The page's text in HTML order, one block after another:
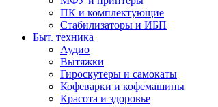
ПК и комплектующие
Стабилизаторы и ИБП
Быт. техника
Аудио
Вытяжки
Гироскутеры и самокаты
Кофеварки и кофемашины
Красота и здоровье